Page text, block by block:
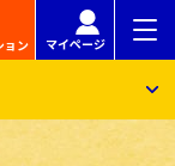
ョン マイページ